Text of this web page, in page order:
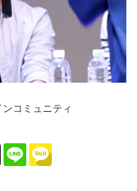
コミュニティ